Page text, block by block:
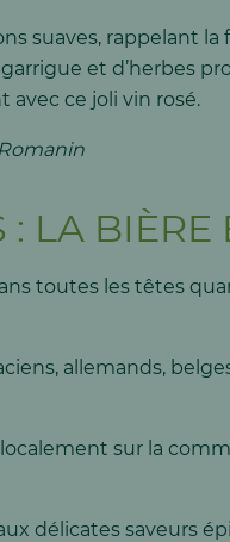
suaves, rappelant
et d’herbes
avec ce joli vin rosé.
: LA
toutes les têtes
allemands,
sur la
délicates saveurs